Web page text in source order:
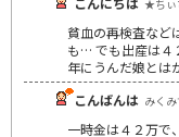
★ちぃ
貧血の再検査など
も… でも出産は４
年にうんだ娘とは
こんばんは みく
一時金は４２万で